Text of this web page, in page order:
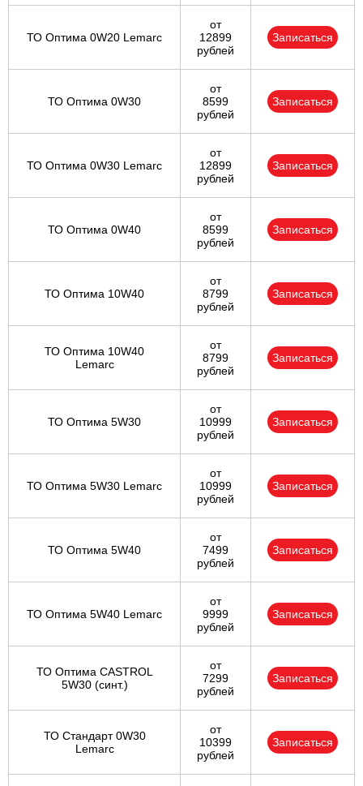
ТО Оптима 0W20 Lemarc
от
12899
рублей
Записаться
ТО Оптима 0W30
от
8599
рублей
Записаться
ТО Оптима 0W30 Lemarc
от
12899
рублей
Записаться
ТО Оптима 0W40
от
8599
рублей
Записаться
ТО Оптима 10W40
от
8799
рублей
Записаться
ТО Оптима 10W40
Lemarc
от
8799
рублей
Записаться
ТО Оптима 5W30
от
10999
рублей
Записаться
ТО Оптима 5W30 Lemarc
от
10999
рублей
Записаться
ТО Оптима 5W40
от
7499
рублей
Записаться
ТО Оптима 5W40 Lemarc
от
9999
рублей
Записаться
ТО Оптима CASTROL
5W30 (синт.)
от
7299
рублей
Записаться
ТО Стандарт 0W30
Lemarc
от
10399
рублей
Записаться